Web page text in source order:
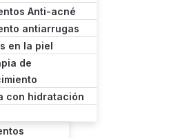
Anti-acné
antiarrugas
en la piel
de
con hidratación